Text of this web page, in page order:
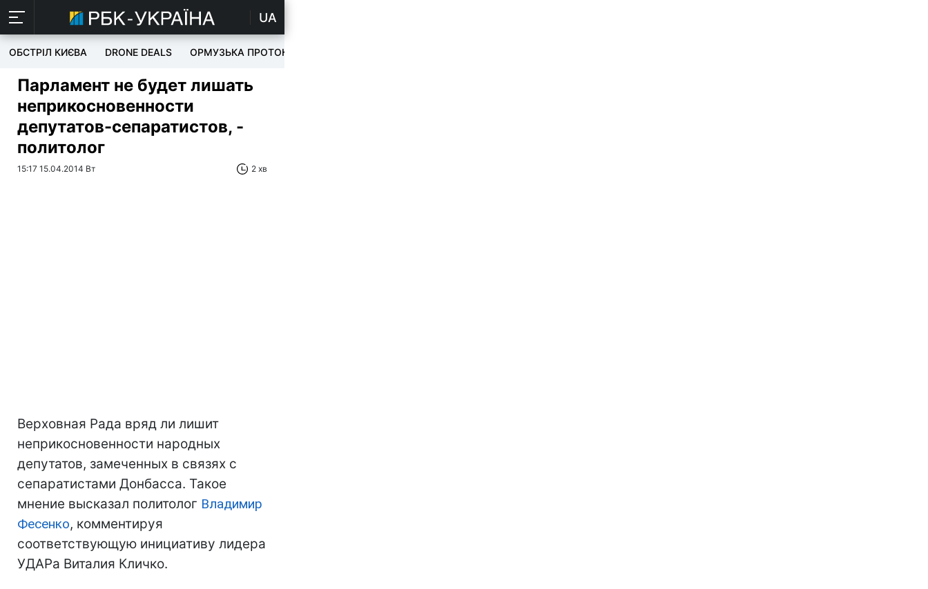
UA
ОБСТРІЛ КИЄВА DRONE DEALS ОРМУЗЬКА ПРОТОКА
Парламент не будет лишать
неприкосновенности
депутатов-сепаратистов, -
политолог
15:17 15.04.2014 Вт 2 хв
Верховная Рада вряд ли лишит
неприкосновенности народных
депутатов, замеченных в связях с
сепаратистами Донбасса. Такое
мнение высказал политолог Владимир
Фесенко, комментируя
соответствующую инициативу лидера
УДАРа Виталия Кличко.